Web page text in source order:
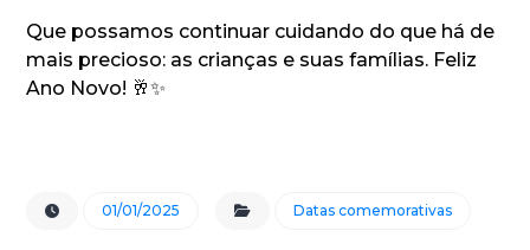
Que possamos continuar cuidando do que há de
mais precioso: as crianças e suas famílias. Feliz
Ano Novo! 🥂✨
01/01/2025 Datas comemorativas